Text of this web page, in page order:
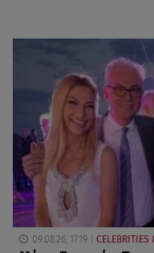
09.08.26, 17:19